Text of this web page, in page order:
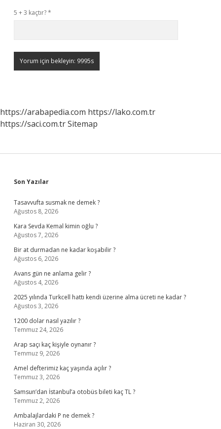
5 + 3 kaçtır?*
https://arabapedia.com https://lako.com.tr
https://saci.com.trSitemap
Sidebar
Son Yazılar
Tasavvufta susmak ne demek ?
Ağustos 8, 2026
Kara Sevda Kemal kimin oğlu ?
Ağustos 7, 2026
Bir at durmadan ne kadar koşabilir ?
Ağustos 6, 2026
Avans gün ne anlama gelir ?
Ağustos 4, 2026
2025 yılında Turkcell hattı kendi üzerine alma ücreti ne kadar ?
Ağustos 3, 2026
1200 dolar nasıl yazılır ?
Temmuz 24, 2026
Arap saçı kaç kişiyle oynanır ?
Temmuz 9, 2026
Amel defterimiz kaç yaşında açılır ?
Temmuz 3, 2026
Samsun’dan İstanbul’a otobüs bileti kaç TL ?
Temmuz 2, 2026
Ambalajlardaki P ne demek ?
Haziran 30, 2026